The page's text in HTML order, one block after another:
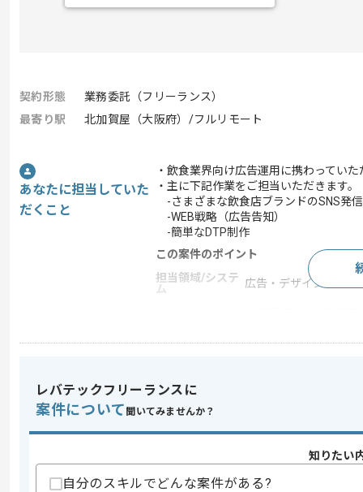
契約形態
業務委託（フリーランス）
最寄り駅
北加賀屋（大阪府）/フルリモート
あなたに担当していた
だくこと
・飲食業界向け広告運用に携わっていた
・主に下記作業をご担当いただきます。
-さまざまな飲食店ブランドのSNS発
-WEB戦略（広告告知）
-簡単なDTP制作
この案件のポイント
担当領域/システ
ム
広告・デザイン・イベ
スキル
求めるスキル
・SNS広告の運用経験
レバテックフリーランスに
案件について 聞いてみませんか？
知りたい
自分のスキルでどんな案件がある?